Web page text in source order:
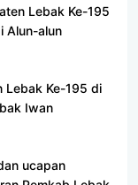
Lebak Ke-195
Alun-alun
Lebak Ke-195 di
Iwan
ucapan